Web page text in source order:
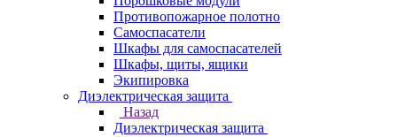
Противопожарное полотно
Самоспасатели
Шкафы для самоспасателей
Шкафы, щиты, ящики
Экипировка
Диэлектрическая защита
Назад
Диэлектрическая защита